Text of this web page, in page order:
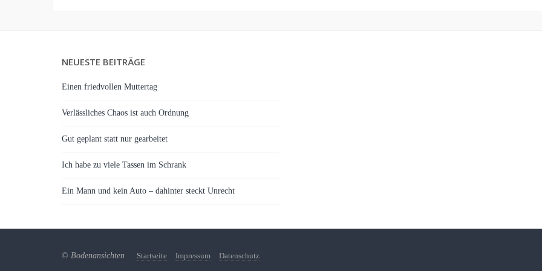
NEUESTE BEITRÄGE
Einen friedvollen Muttertag
Verlässliches Chaos ist auch Ordnung
Gut geplant statt nur gearbeitet
Ich habe zu viele Tassen im Schrank
Ein Mann und kein Auto – dahinter steckt Unrecht
© Bodenansichten Startseite Impressum Datenschutz